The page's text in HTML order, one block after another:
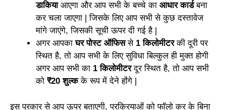
डाकिया आएगा और आप सभी के बच्चे का आधार कार्डबना
कर चला जाएगा | जिसके लिए आप सभी से कुछ दस्तावेज
मांगे जाएंगे, जिसकी सूची ऊपर दी गई है |
अगर आपकाघर पोस्ट ऑफिससे 1 किलोमीटरकी दूरी पर
स्थित है, तो आप सभी के लिए सुविधा बिल्कुल ही मुक्त होगी
अगर आप सभी का 1 किलोमीटरदूर स्थित है, तो आप सभी
को ₹20 शुल्कके रूप में देने होंगे |
इस प्रकार से आप ऊपर बताएगी, प्रक्रियाओं को फॉलो कर के बिना